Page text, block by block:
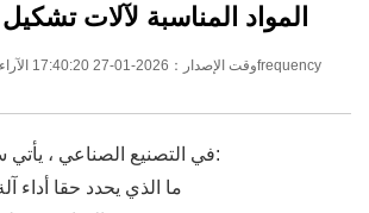
المواد المناسبة لآلات
كاتب：优化 وقت الإصدار：2026-01-27 17:40:20 الآراء：170frequency
في التصنيع الصناعي ، يأتي سؤال واحد دائماً أولاً:
ما الذي يحدد حقا أداء